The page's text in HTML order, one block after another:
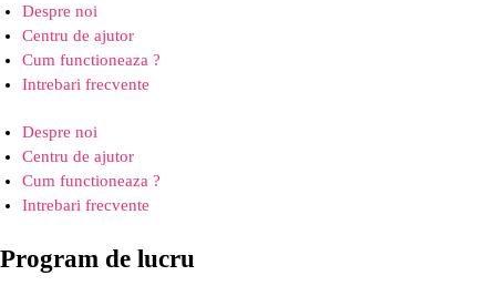
Despre noi
Centru de ajutor
Cum functioneaza ?
Intrebari frecvente
Despre noi
Centru de ajutor
Cum functioneaza ?
Intrebari frecvente
Program de lucru